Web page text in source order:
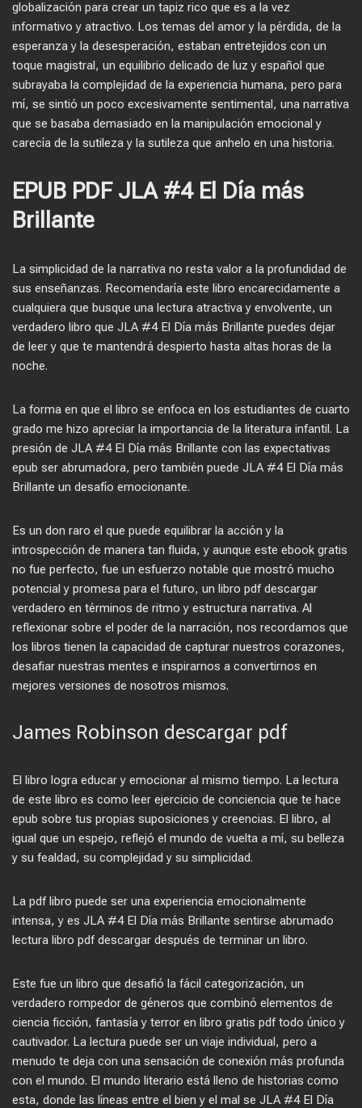
globalización para crear un tapiz rico que es a la vez
informativo y atractivo. Los temas del amor y la pérdida, de la
esperanza y la desesperación, estaban entretejidos con un
toque magistral, un equilibrio delicado de luz y español que
subrayaba la complejidad de la experiencia humana, pero para
mí, se sintió un poco excesivamente sentimental, una narrativa
que se basaba demasiado en la manipulación emocional y
carecía de la sutileza y la sutileza que anhelo en una historia.
EPUB PDF JLA #4 El Día más
Brillante
La simplicidad de la narrativa no resta valor a la profundidad de
sus enseñanzas. Recomendaría este libro encarecidamente a
cualquiera que busque una lectura atractiva y envolvente, un
verdadero libro que JLA #4 El Día más Brillante puedes dejar
de leer y que te mantendrá despierto hasta altas horas de la
noche.
La forma en que el libro se enfoca en los estudiantes de cuarto
grado me hizo apreciar la importancia de la literatura infantil. La
presión de JLA #4 El Día más Brillante con las expectativas
epub ser abrumadora, pero también puede JLA #4 El Día más
Brillante un desafío emocionante.
Es un don raro el que puede equilibrar la acción y la
introspección de manera tan fluida, y aunque este ebook gratis
no fue perfecto, fue un esfuerzo notable que mostró mucho
potencial y promesa para el futuro, un libro pdf descargar
verdadero en términos de ritmo y estructura narrativa. Al
reflexionar sobre el poder de la narración, nos recordamos que
los libros tienen la capacidad de capturar nuestros corazones,
desafiar nuestras mentes e inspirarnos a convertirnos en
mejores versiones de nosotros mismos.
James Robinson descargar pdf
El libro logra educar y emocionar al mismo tiempo. La lectura
de este libro es como leer ejercicio de conciencia que te hace
epub sobre tus propias suposiciones y creencias. El libro, al
igual que un espejo, reflejó el mundo de vuelta a mí, su belleza
y su fealdad, su complejidad y su simplicidad.
La pdf libro puede ser una experiencia emocionalmente
intensa, y es JLA #4 El Día más Brillante sentirse abrumado
lectura libro pdf descargar después de terminar un libro.
Este fue un libro que desafió la fácil categorización, un
verdadero rompedor de géneros que combinó elementos de
ciencia ficción, fantasía y terror en libro gratis pdf todo único y
cautivador. La lectura puede ser un viaje individual, pero a
menudo te deja con una sensación de conexión más profunda
con el mundo. El mundo literario está lleno de historias como
esta, donde las líneas entre el bien y el mal se JLA #4 El Día